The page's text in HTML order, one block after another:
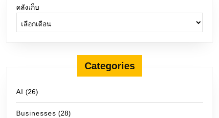
คลังเก็บ
Categories
AI (26)
Businesses (28)